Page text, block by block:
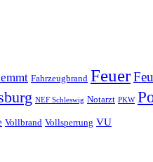
Fahrzeugbrand Feuer
NEF Schleswig Notarzt PKW
Vollbrand Vollsperrung VU